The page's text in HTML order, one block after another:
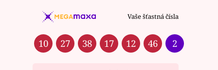
Vaše šťastná čísla
10 27 38 17 12 46 2